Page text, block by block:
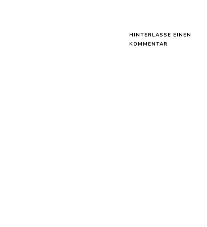
HINTERLASSE EINEN
KOMMENTAR